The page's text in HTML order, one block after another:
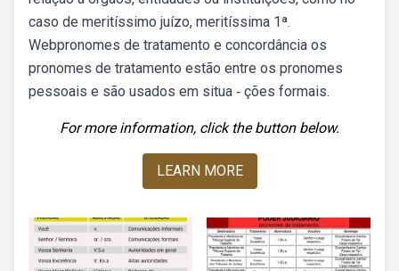
caso de meritíssimo juízo, meritíssima 1ª.
Webpronomes de tratamento e concordância os
pronomes de tratamento estão entre os pronomes
pessoais e são usados em situa ‑ ções formais.
For more information, click the button below.
LEARN MORE